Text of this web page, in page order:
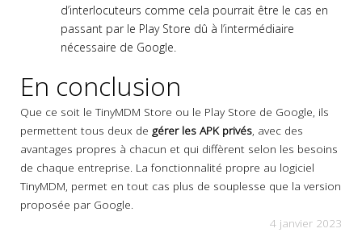
d’interlocuteurs comme cela pourrait être le cas en
passant par le Play Store dû à l’intermédiaire
nécessaire de Google.
En conclusion
Que ce soit le TinyMDM Store ou le Play Store de Google, ils
permettent tous deux de gérer les APK privés , avec des
avantages propres à chacun et qui diffèrent selon les besoins
de chaque entreprise. La fonctionnalité propre au logiciel
TinyMDM, permet en tout cas plus de souplesse que la version
proposée par Google.
4 janvier 2023